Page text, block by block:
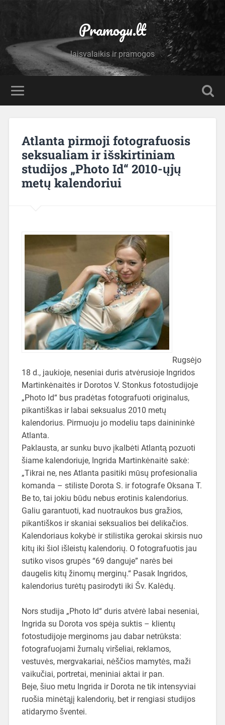
Pramogu.lt
laisvalaikis ir pramogos
Atlanta pirmoji fotografuosis
seksualiam ir išskirtiniam
studijos „Photo Id“ 2010-ųjų
metų kalendoriui
Rugsėjo
18 d., jaukioje, neseniai duris atvėrusioje Ingridos
Martinkėnaitės ir Dorotos V. Stonkus fotostudijoje
„Photo Id“ bus pradėtas fotografuoti originalus,
pikantiškas ir labai seksualus 2010 metų
kalendorius. Pirmuoju jo modeliu taps dainininkė
Atlanta.
Paklausta, ar sunku buvo įkalbėti Atlantą pozuoti
šiame kalendoriuje, Ingrida Martinkėnaitė sakė:
„Tikrai ne, nes Atlanta pasitiki mūsų profesionalia
komanda – stiliste Dorota S. ir fotografe Oksana T.
Be to, tai jokiu būdu nebus erotinis kalendorius.
Galiu garantuoti, kad nuotraukos bus gražios,
pikantiškos ir skaniai seksualios bei delikačios.
Kalendoriaus kokybė ir stilistika gerokai skirsis nuo
kitų iki šiol išleistų kalendorių. O fotografuotis jau
sutiko visos grupės “69 danguje” narės bei
daugelis kitų žinomų merginų.“ Pasak Ingridos,
kalendorius turėtų pasirodyti iki Šv. Kalėdų.
Nors studija „Photo Id“ duris atvėrė labai neseniai,
Ingrida su Dorota vos spėja suktis – klientų
fotostudijoje merginoms jau dabar netrūksta:
fotografuojami žurnalų viršeliai, reklamos,
vestuvės, mergvakariai, nėščios mamytės, maži
vaikučiai, portretai, meniniai aktai ir pan.
Beje, šiuo metu Ingrida ir Dorota ne tik intensyviai
ruošia minėtąjį kalendorių, bet ir rengiasi studijos
atidarymo šventei.